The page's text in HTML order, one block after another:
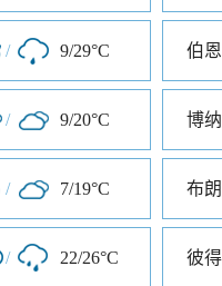
/ 9/29°C 伯
/ 9/20°C 博
/ 7/19°C 布
/ 22/26°C